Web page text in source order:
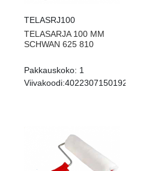
TELASRJ100
TELASARJA 100 MM
SCHWAN 625 810
Pakkauskoko: 1
Viivakoodi:4022307150192